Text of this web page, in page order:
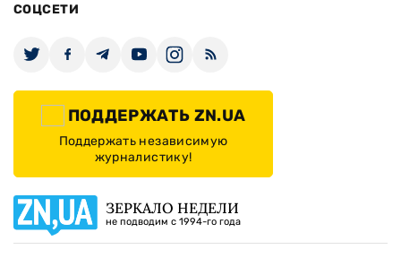
СОЦСЕТИ
ПОДДЕРЖАТЬ ZN.UA
Поддержать независимую
журналистику!
ЗЕРКАЛО НЕДЕЛИ
не подводим с 1994-го года